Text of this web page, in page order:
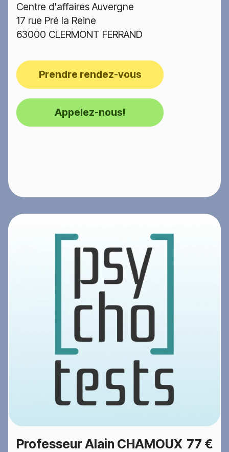
Centre d'affaires Auvergne
17 rue Pré la Reine
63000 CLERMONT FERRAND
Prendre rendez-vous
Appelez-nous!
Professeur Alain CHAMOUX 77 €